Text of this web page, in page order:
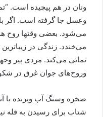
ونان در هم پیچیده است.
وعسل جا گرفته است. اگر
می‌شود. بعضی وقتها روح هم
می‌خندد. زندگی در
نمائی می‌کند. مردی پیر
وروح‌های جوان غرق در
صخره وسنگ آب وپرنده با
شتاب برای رسیدن به قله